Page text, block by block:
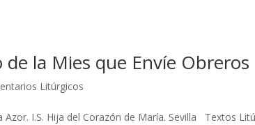
de la Mies que Envíe Obreros
Litúrgicos
Azor. I.S. Hija del Corazón de María. Sevilla Textos